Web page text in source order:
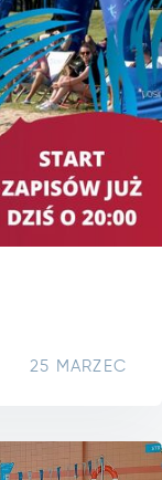
25 MARZEC